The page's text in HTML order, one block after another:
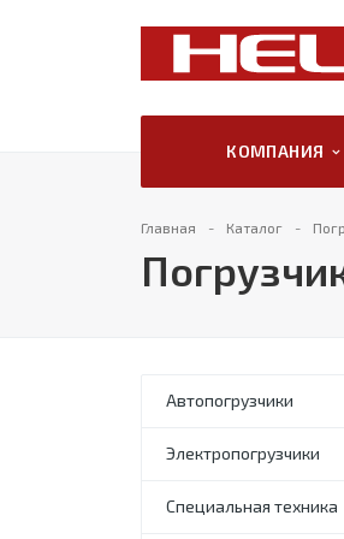
КОМПАНИЯ
Главная Каталог
Автопогрузчики
Электропогрузчики
Специальная техника